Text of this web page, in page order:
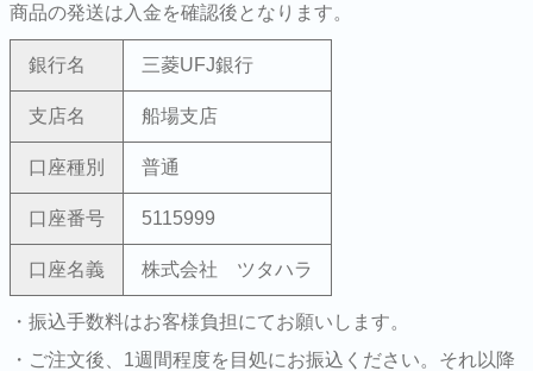
商品の発送は入金を確認後となります。
銀行名 三菱UFJ銀行
支店名 船場支店
口座種別 普通
口座番号 5115999
口座名義 株式会社 ツタハラ
・振込手数料はお客様負担にてお願いします。
・ご注文後、1週間程度を目処にお振込ください。それ以降